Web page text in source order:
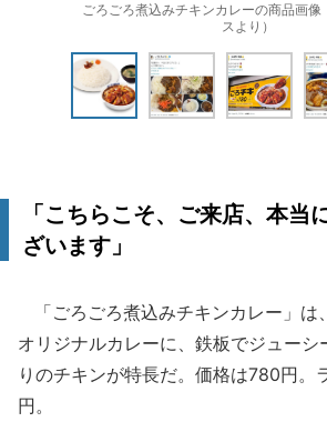
ごろごろ煮込みチキンカレーの商品画像
スより）
「こちらこそ、ご来店、本当
ざいます」
「ごろごろ煮込みチキンカレー」は
オリジナルカレーに、鉄板でジューシ
りのチキンが特長だ。価格は780円。
円。